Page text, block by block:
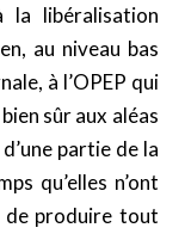
la libéralisation
au niveau bas
à l’OPEP qui
sûr aux aléas
partie de la
qu’elles n’ont
de produire tout